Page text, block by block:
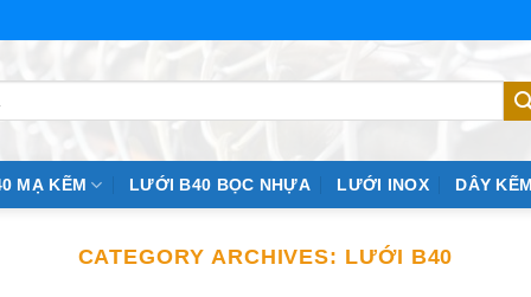
MẠ KẼM LƯỚI B40 BỌC NHỰA LƯỚI INOX DÂY
CATEGORY ARCHIVES: LƯỚI B40